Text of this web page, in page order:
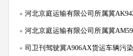
司卫刊驾驶冀A906AX货运车辆污